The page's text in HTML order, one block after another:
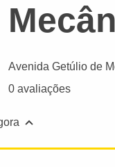
Avenida Getúlio de
0 avaliações